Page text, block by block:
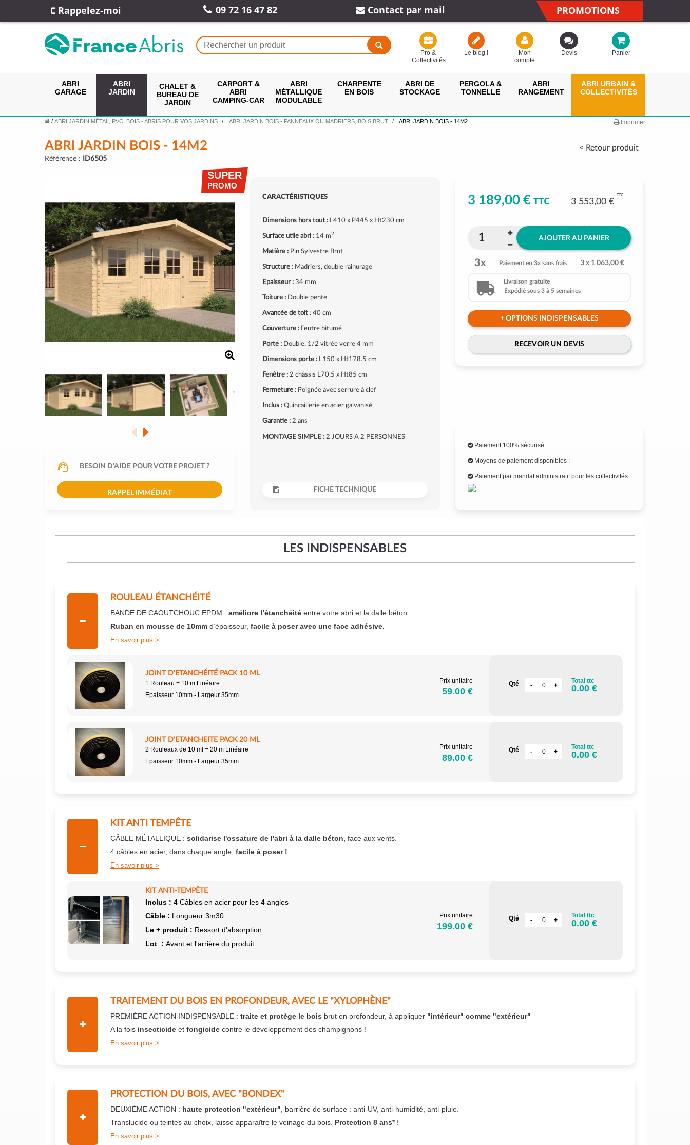
Rappelez-moi 09 72 16 47 82 Contact par mail PROMOTIONS
Pro &
Collectivités
Le blog !
Mon
compte
Devis Panier
ABRI
GARAGE
ABRI
JARDIN
CHALET &
BUREAU DE
JARDIN
CARPORT &
ABRI
CAMPING-CAR
ABRI
MÉTALLIQUE
MODULABLE
CHARPENTE
EN BOIS
ABRI DE
STOCKAGE
PERGOLA &
TONNELLE
ABRI
RANGEMENT
ABRI URBAIN &
COLLECTIVITÉS
/ ABRI JARDIN MÉTAL, PVC, BOIS - ABRIS POUR VOS JARDINS ABRI JARDIN BOIS - PANNEAUX OU MADRIERS, BOIS BRUT ABRI JARDIN BOIS - 14M2 Imprimer
< Retour produit
ABRI JARDIN BOIS - 14M2
Référence : ID6505
SUPER
PROMO
BESOIN D'AIDE POUR VOTRE PROJET ?
RAPPEL IMMÉDIAT
CARACTÉRISTIQUES
Dimensions hors tout :L410 x P445 x Ht230 cm
Surface utile abri :14 m2
Matière :Pin Sylvestre Brut
Structure :Madriers, double rainurage
Epaisseur :34 mm
Toiture :Double pente
Avancée de toit: 40 cm
Couverture : Feutre bitumé
Porte :Double, 1/2 vitrée verre 4 mm
Dimensions porte :L150 x Ht178.5 cm
Fenêtre : 2 châssis L70.5 x Ht85 cm
Fermeture :Poignée avec serrure à clef
Inclus :Quincaillerie en acier galvanisé
Garantie :2 ans
MONTAGE SIMPLE : 2 JOURS A 2 PERSONNES
FICHE TECHNIQUE
3 189,00 €TTC 3 553,00 €
TTC
AJOUTER AU PANIER
3x Paiement en 3x sans frais 3 x 1 063,00 €
Livraison gratuite
Expédié sous 3 à 5 semaines
+ OPTIONS INDISPENSABLES
RECEVOIR UN DEVIS
Paiement 100% sécurisé
Moyens de paiement disponibles :
Paiement par mandat administratif pour les collectivités :
LES INDISPENSABLES
ROULEAU ÉTANCHÉITÉ
BANDE DE CAOUTCHOUC EPDM : améliore l’étanchéité entre votre abri et la dalle béton.
Ruban en mousse de 10mm d’épaisseur, facile à poser avec une face adhésive.
En savoir plus
JOINT D'ETANCHÉITÉ PACK 10 ML
1 Rouleau = 10 m Linéaire
Epaisseur 10mm - Largeur 35mm
Prix unitaire
59.00 €
Qté Total ttc
0.00 €
JOINT D'ETANCHEITE PACK 20 ML
2 Rouleaux de 10 ml = 20 m Linéaire
Epaisseur 10mm - Largeur 35mm
Prix unitaire
89.00 €
Qté Total ttc
0.00 €
KIT ANTI TEMPÊTE
CÂBLE MÉTALLIQUE : solidarise l'ossature de l'abri à la dalle béton, face aux vents.
4 câbles en acier, dans chaque angle, facile à poser !
En savoir plus
KIT ANTI-TEMPÊTE
Inclus : 4 Câbles en acier pour les 4 angles
Câble : Longueur 3m30
Le + produit : Ressort d'absorption
Lot : Avant et l'arrière du produit
Prix unitaire
199.00 €
Qté Total ttc
0.00 €
TRAITEMENT DU BOIS EN PROFONDEUR, AVEC LE "XYLOPHÈNE"
PREMIÈRE ACTION INDISPENSABLE : traite et protège le bois brut en profondeur, à appliquer "intérieur" comme "extérieur"
A la fois insecticide et fongicide contre le développement des champignons !
En savoir plus
PROTECTION DU BOIS, AVEC "BONDEX"
DEUXIÈME ACTION : haute protection "extérieur" , barrière de surface : anti-UV, anti-humidité, anti-pluie.
Translucide ou teintes au choix, laisse apparaître le veinage du bois. Protection 8 ans*!
En savoir plus